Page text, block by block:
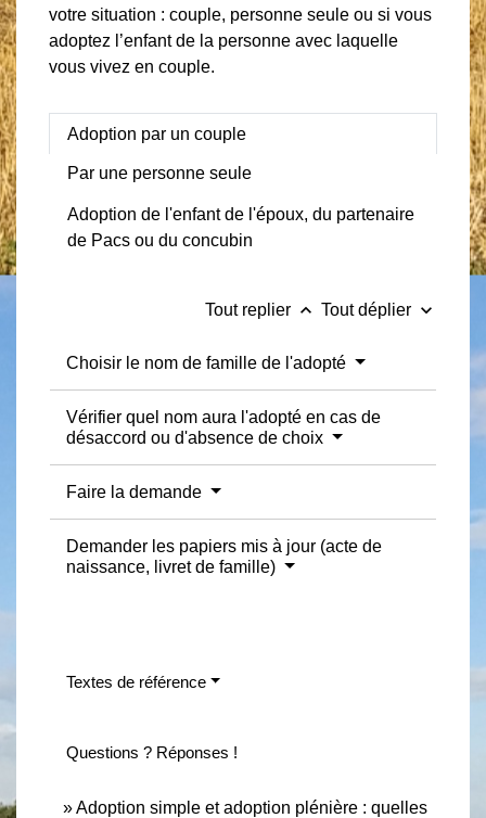
votre situation : couple, personne seule ou si vous
adoptez l’enfant de la personne avec laquelle
vous vivez en couple.
Adoption par un couple
Par une personne seule
Adoption de l'enfant de l'époux, du partenaire
de Pacs ou du concubin
Tout replier keyboard_arrow_up Tout déplier keyboard_arrow_down
Choisir le nom de famille de l'adopté
Vérifier quel nom aura l'adopté en cas de
désaccord ou d'absence de choix
Faire la demande
Demander les papiers mis à jour (acte de
naissance, livret de famille)
Textes de référence
Questions ? Réponses !
Adoption simple et adoption plénière : quelles